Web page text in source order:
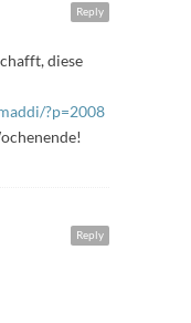
Reply
diese
?p=2008
Reply